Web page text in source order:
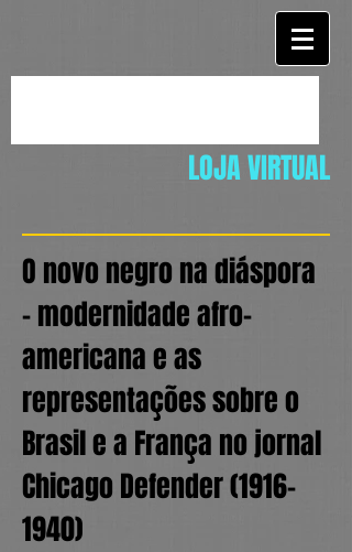
LOJA VIRTUAL
O novo negro na diáspora
– modernidade afro-
americana e as
representações sobre o
Brasil e a França no jornal
Chicago Defender(1916-
1940)